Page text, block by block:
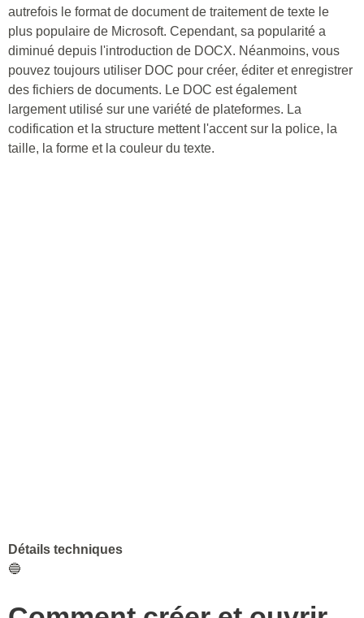
autrefois le format de document de traitement de texte le
plus populaire de Microsoft. Cependant, sa popularité a
diminué depuis l'introduction de DOCX. Néanmoins, vous
pouvez toujours utiliser DOC pour créer, éditer et enregistrer
des fichiers de documents. Le DOC est également
largement utilisé sur une variété de plateformes. La
codification et la structure mettent l'accent sur la police, la
taille, la forme et la couleur du texte.
Détails techniques
🔵